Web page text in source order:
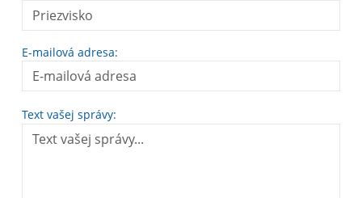
E-mailová adresa:
Text vašej správy: